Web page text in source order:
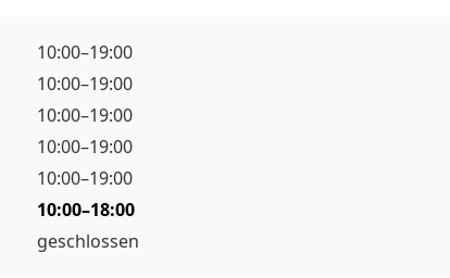
10:00–19:00
10:00–19:00
10:00–19:00
10:00–19:00
10:00–19:00
10:00–18:00
geschlossen